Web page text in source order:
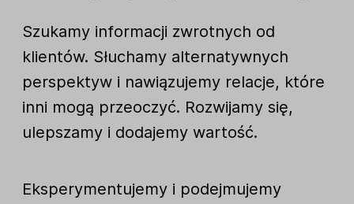
Szukamy informacji zwrotnych od
klientów. Słuchamy alternatywnych
perspektyw i nawiązujemy relacje, które
inni mogą przeoczyć. Rozwijamy się,
ulepszamy i dodajemy wartość.
Eksperymentujemy i podejmujemy